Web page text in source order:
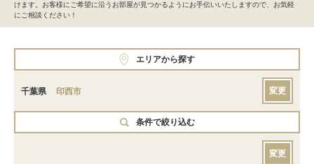
けます。お客様にご希望に沿うお部屋が見つかるようにお手伝いいたしますので、お気軽
にご相談ください！
エリアから探す
千葉県 印西市 変更
条件で絞り込む
変更